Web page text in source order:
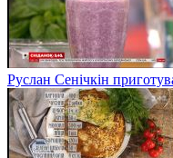
Руслан Сенічкін